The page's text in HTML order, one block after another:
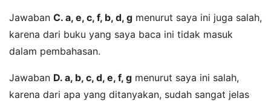
Jawaban C. a, e, c, f, b, d, g menurut saya ini juga salah,
karena dari buku yang saya baca ini tidak masuk
dalam pembahasan.
Jawaban D. a, b, c, d, e, f, g menurut saya ini salah,
karena dari apa yang ditanyakan, sudah sangat jelas